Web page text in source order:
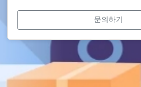
문의하기